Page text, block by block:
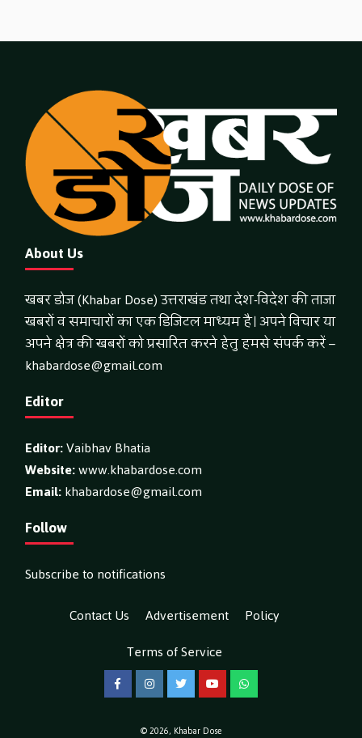
About Us
खबर डोज (Khabar Dose) उत्तराखंड तथा देश-विदेश की ताजा
खबरों व समाचारों का एक डिजिटल माध्यम है। अपने विचार या
अपने क्षेत्र की खबरों को प्रसारित करने हेतु हमसे संपर्क करें –
khabardose@gmail.com
Editor
Editor:Vaibhav Bhatia
Website:www.khabardose.com
Email:khabardose@gmail.com
Follow
Subscribe to notifications
Contact Us
Advertisement
Policy
Terms of Service
FacebookInstagramTwitterYouTubeWhatsApp
© 2026, Khabar Dose